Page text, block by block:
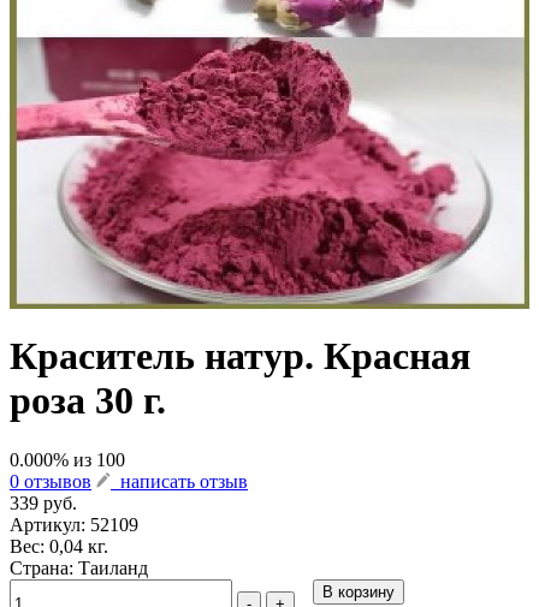
Краситель натур. Красная
роза 30 г.
0.000% из 100
0 отзывов
написать отзыв
339 руб.
Артикул: 52109
Вес: 0,04 кг.
Страна: Таиланд
В корзину